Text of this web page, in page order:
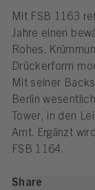
Mit FSB 1163
Jahre einen
Rohes.
Drückerform
Mit seiner
Berlin
Tower, in den
Amt. Ergänzt
FSB 1164.
Share